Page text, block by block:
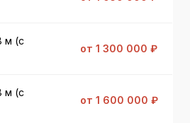
м (с
от 1 300 000 ₽
м (с
от 1 600 000 ₽